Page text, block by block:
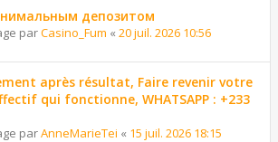
депозитом
parCasino_Fum « 20 juil. 2026 10:56
après résultat, Faire revenir votre
qui fonctionne, WHATSAPP : +233
parAnneMarieTei « 15 juil. 2026 18:15